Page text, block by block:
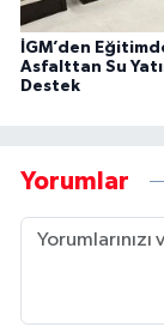
İGM’den
Asfalttan Su
Destek
Yorumlar